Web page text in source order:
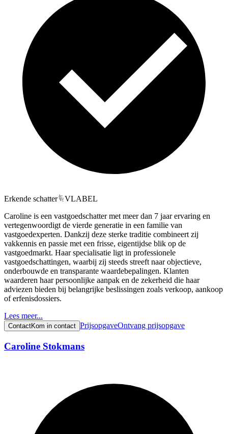
Erkende schatter
VLABEL
Caroline is een vastgoedschatter met meer dan 7 jaar ervaring en
vertegenwoordigt de vierde generatie in een familie van
vastgoedexperten. Dankzij deze sterke traditie combineert zij
vakkennis en passie met een frisse, eigentijdse blik op de
vastgoedmarkt. Haar specialisatie ligt in professionele
vastgoedschattingen, waarbij zij steeds streeft naar objectieve,
onderbouwde en transparante waardebepalingen. Klanten
waarderen haar persoonlijke aanpak en de zekerheid die haar
adviezen bieden bij belangrijke beslissingen zoals verkoop, aankoop
of erfenisdossiers.
Lees meer...
ContactKom in contact PrijsopgaveOntvang prijsopgave
Caroline Stokmans